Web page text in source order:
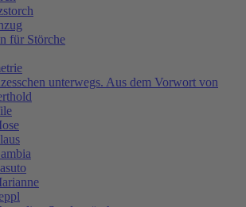
für Störche
unterwegs. Aus dem Vorwort von